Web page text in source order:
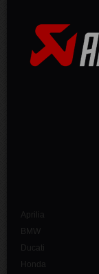
Aprilia
BMW
Ducati
Honda